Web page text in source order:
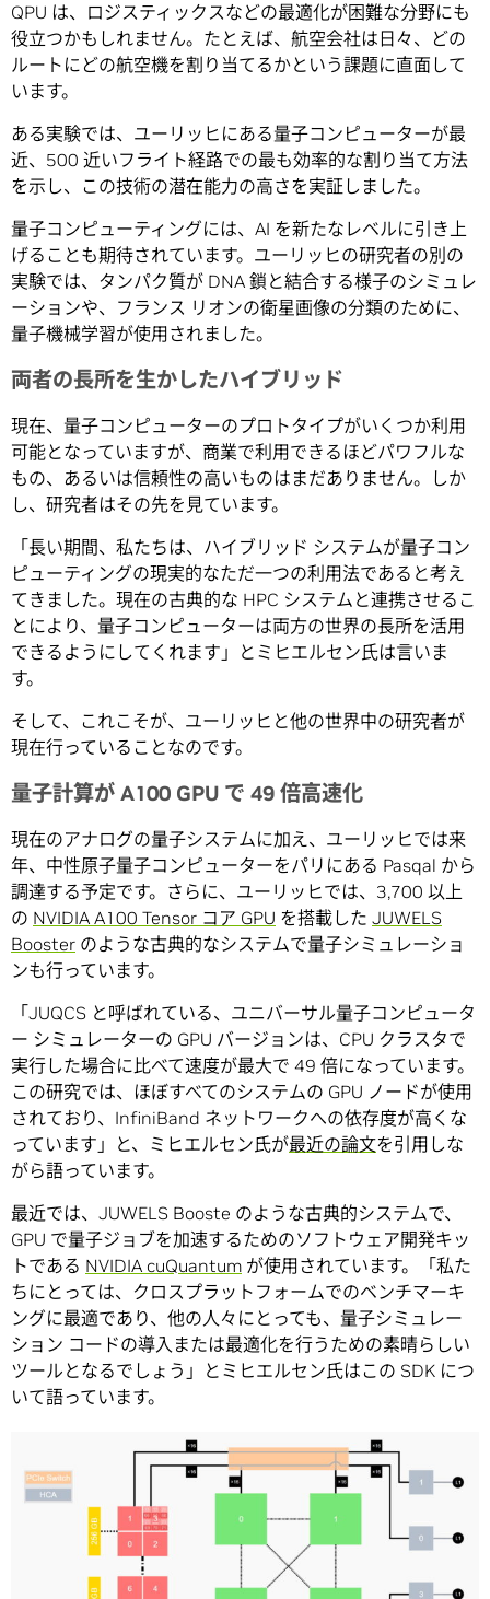
QPU は、ロジスティックスなどの最適化が困難な分野にも
役立つかもしれません。たとえば、航空会社は日々、どの
ルートにどの航空機を割り当てるかという課題に直面して
います。
ある実験では、ユーリッヒにある量子コンピューターが最
近、500 近いフライト経路での最も効率的な割り当て方法
を示し、この技術の潜在能力の高さを実証しました。
量子コンピューティングには、AI を新たなレベルに引き上
げることも期待されています。ユーリッヒの研究者の別の
実験では、タンパク質が DNA 鎖と結合する様子のシミュレ
ーションや、フランス リオンの衛星画像の分類のために、
量子機械学習が使用されました。
両者の長所を生かしたハイブリッド
現在、量子コンピューターのプロトタイプがいくつか利用
可能となっていますが、商業で利用できるほどパワフルな
もの、あるいは信頼性の高いものはまだありません。しか
し、研究者はその先を見ています。
「長い期間、私たちは、ハイブリッド システムが量子コン
ピューティングの現実的なただ一つの利用法であると考え
てきました。現在の古典的な HPC システムと連携させるこ
とにより、量子コンピューターは両方の世界の長所を活用
できるようにしてくれます」とミヒエルセン氏は言いま
す。
そして、これこそが、ユーリッヒと他の世界中の研究者が
現在行っていることなのです。
量子計算が A100 GPU で 49 倍高速化
現在のアナログの量子システムに加え、ユーリッヒでは来
年、中性原子量子コンピューターをパリにある Pasqal から
調達する予定です。さらに、ユーリッヒでは、3,700 以上
の NVIDIA A100 Tensor コア GPU を搭載した JUWELS
Booster のような古典的なシステムで量子シミュレーショ
ンも行っています。
「JUQCS と呼ばれている、ユニバーサル量子コンピュータ
ー シミュレーターの GPU バージョンは、CPU クラスタで
実行した場合に比べて速度が最大で 49 倍になっています。
この研究では、ほぼすべてのシステムの GPU ノードが使用
されており、InfiniBand ネットワークへの依存度が高くな
っています」と、ミヒエルセン氏が最近の論文を引用しな
がら語っています。
最近では、JUWELS Booste のような古典的システムで、
GPU で量子ジョブを加速するためのソフトウェア開発キッ
トである NVIDIA cuQuantum が使用されています。「私た
ちにとっては、クロスプラットフォームでのベンチマーキ
ングに最適であり、他の人々にとっても、量子シミュレー
ション コードの導入または最適化を行うための素晴らしい
ツールとなるでしょう」とミヒエルセン氏はこの SDK につ
いて語っています。